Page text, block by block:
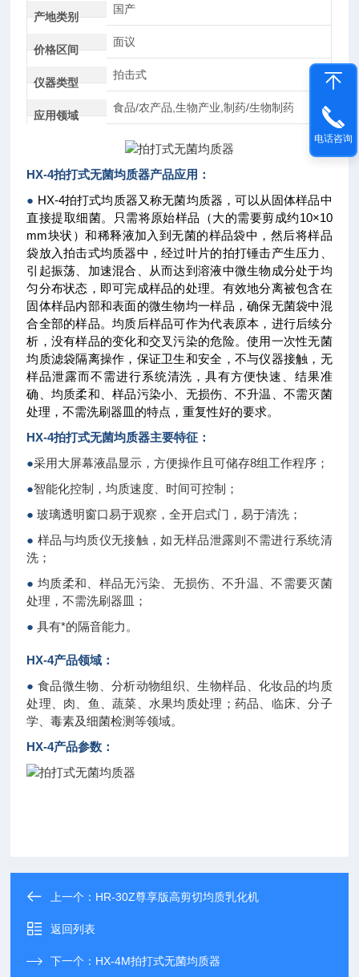
产地类别
国产
价格区间
面议
仪器类型
拍击式
应用领域
食品/农产品,生物产业,制药/生物制药
HX-4拍打式无菌均质器产品应用：
● HX-4拍打式均质器又称无菌均质器，可以从固体样品中
直接提取细菌。只需将原始样品（大的需要剪成约10×10
mm块状）和稀释液加入到无菌的样品袋中，然后将样品
袋放入拍击式均质器中，经过叶片的拍打锤击产生压力、
引起振荡、加速混合、从而达到溶液中微生物成分处于均
匀分布状态，即可完成样品的处理。有效地分离被包含在
固体样品内部和表面的微生物均一样品，确保无菌袋中混
合全部的样品。均质后样品可作为代表原本，进行后续分
析，没有样品的变化和交叉污染的危险。使用一次性无菌
均质滤袋隔离操作，保证卫生和安全，不与仪器接触，无
样品泄露而不需进行系统清洗，具有方便快速、结果准
确、均质柔和、样品污染小、无损伤、不升温、不需灭菌
处理，不需洗刷器皿的特点，重复性好的要求。
HX-4拍打式无菌均质器主要特征：
●采用大屏幕液晶显示，方便操作且可储存8组工作程序；
●智能化控制，均质速度、时间可控制；
● 玻璃透明窗口易于观察，全开启式门，易于清洗；
● 样品与均质仪无接触，如无样品泄露则不需进行系统清
洗；
● 均质柔和、样品无污染、无损伤、不升温、不需要灭菌
处理，不需洗刷器皿；
● 具有*的隔音能力。
HX-4产品领域：
●食品微生物、分析动物组织、生物样品、化妆品的均质
处理、肉、鱼、蔬菜、水果均质处理；药品、临床、分子
学、毒素及细菌检测等领域。
HX-4产品参数：
上一个： HR-30Z尊享版高剪切均质乳化机
返回列表
下一个： HX-4M拍打式无菌均质器
电话咨询